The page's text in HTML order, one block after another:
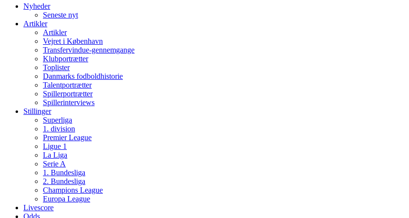
Nyheder
Seneste nyt
Artikler
Artikler
Vejret i København
Transfervindue-gennemgange
Klubportrætter
Toplister
Danmarks fodboldhistorie
Talentportrætter
Spillerportrætter
Spillerinterviews
Stillinger
Superliga
1. division
Premier League
Ligue 1
La Liga
Serie A
1. Bundesliga
2. Bundesliga
Champions League
Europa League
Livescore
Odds